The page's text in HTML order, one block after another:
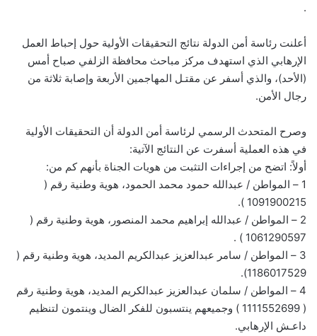
.
أعلنت رئاسة أمن الدولة نتائج التحقيقات الأولية حول إحباط العمل
الإرهابي الذي استهدف مركز مباحث محافظة الزلفي صباح أمس
(الأحد)، والذي أسفر عن مقتـل المهاجمين الأربعة وإصابة ثلاثة من
رجال الأمن.
وصرح المتحدث الرسمي لرئاسة أمن الدولة أن التحقيقات الأولية
في هذه العملية أسفرت عن النتائج الآتية:
أولاً: اتضح من إجراءات التثبت من هويات الجناة بأنهم كم من:
1 – المواطن / عبدالله حمود محمد الحمود، هوية وطنية رقم (
1091900215 ).
2 – المواطن / عبدالله إبراهيم محمد المنصور، هوية وطنية رقم (
1061290597 ) .
3 – المواطن / سامر عبدالعزيز عبدالكريم المديد، هوية وطنية رقم (
1186017529).
4 – المواطن / سلمان عبدالعزيز عبدالكريم المديد، هوية وطنية رقم
( 1111552699 ) وجميعهم ينتسبون للفكر الضال وينتمون لتنظيم
داعـش الإرهابي.